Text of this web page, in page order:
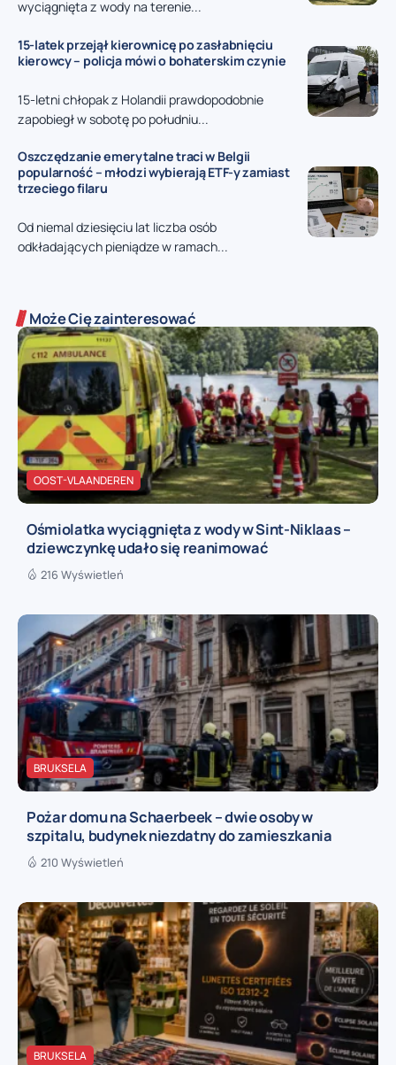
wyciągnięta z wody na terenie...
15-latek przejął kierownicę po zasłabnięciu
kierowcy – policja mówi o bohaterskim czynie
15-letni chłopak z Holandii prawdopodobnie
zapobiegł w sobotę po południu...
Oszczędzanie emerytalne traci w Belgii
popularność – młodzi wybierają ETF-y zamiast
trzeciego filaru
Od niemal dziesięciu lat liczba osób
odkładających pieniądze w ramach...
Może Cię zainteresować
OOST-VLAANDEREN
Ośmiolatka wyciągnięta z wody w Sint-Niklaas –
dziewczynkę udało się reanimować
216 Wyświetleń
BRUKSELA
Pożar domu na Schaerbeek – dwie osoby w
szpitalu, budynek niezdatny do zamieszkania
210 Wyświetleń
BRUKSELA